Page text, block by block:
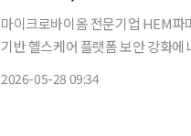
마이크로바이옴 전문기업 HEM파
기반 헬스케어 플랫폼 보안 강화
2026-05-28 09:34